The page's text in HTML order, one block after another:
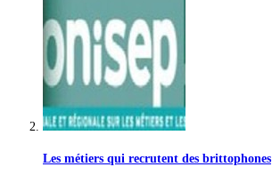
Les métiers qui recrutent des brittophones